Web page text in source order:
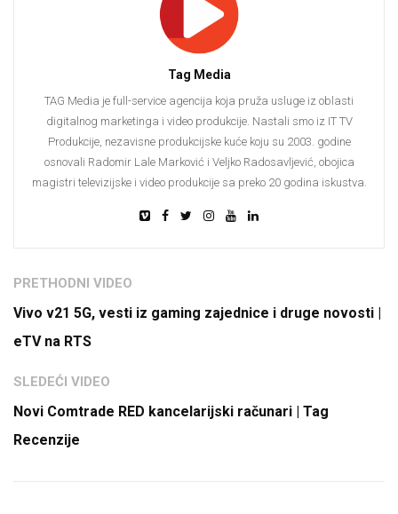
Tag Media
TAG Media je full-service agencija koja pruža usluge iz oblasti
digitalnog marketinga i video produkcije. Nastali smo iz IT TV
Produkcije, nezavisne produkcijske kuće koju su 2003. godine
osnovali Radomir Lale Marković i Veljko Radosavljević, obojica
magistri televizijske i video produkcije sa preko 20 godina iskustva.
PRETHODNI VIDEO
Vivo v21 5G, vesti iz gaming zajednice i druge novosti |
eTV na RTS
SLEDEĆI VIDEO
Novi Comtrade RED kancelarijski računari | Tag
Recenzije